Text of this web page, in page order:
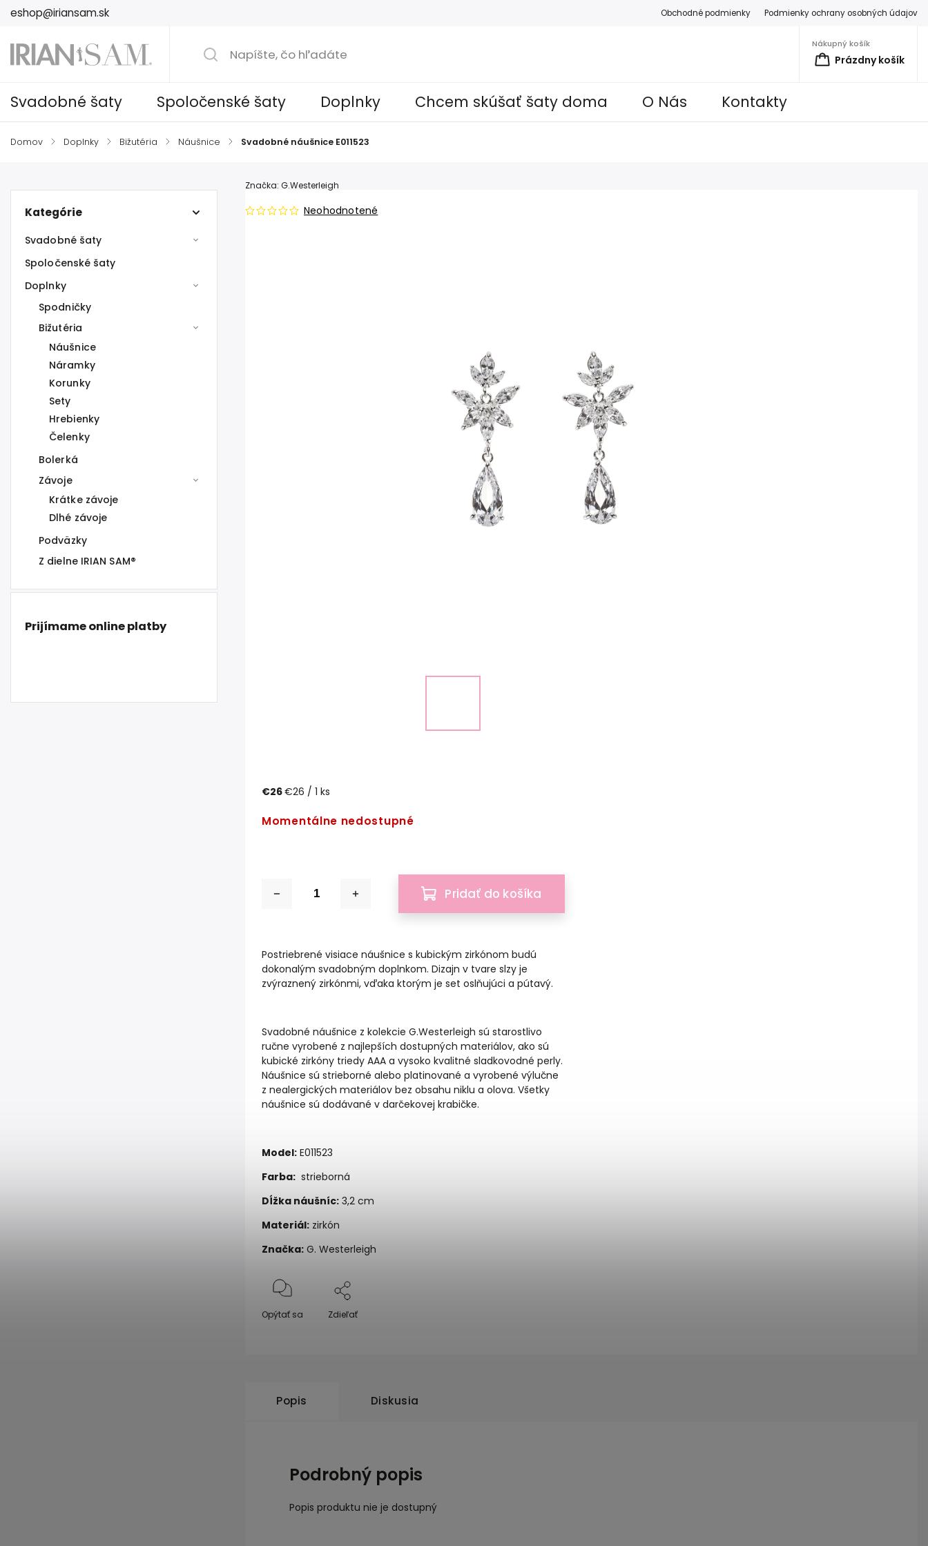
eshop@iriansam.sk Obchodné podmienky Podmienky ochrany osobných údajov
Nákupný košík
Prázdny košík
Svadobné šaty Spoločenské šaty Doplnky Chcem skúšať šaty doma O Nás Kontakty
Domov / Doplnky / Bižutéria / Náušnice / Svadobné náušnice E011523
Kategórie
Svadobné šaty
Spoločenské šaty
Doplnky
Spodničky
Bižutéria
Náušnice
Náramky
Korunky
Sety
Hrebienky
Čelenky
Bolerká
Závoje
Krátke závoje
Dlhé závoje
Podväzky
Z dielne IRIAN SAM®
Prijímame online platby
Neohodnotené
Značka: G.Westerleigh
€26€26 / 1 ks
Momentálne nedostupné
Pridať do košíka
Postriebrené visiace náušnice s kubickým zirkónom budú
dokonalým svadobným doplnkom. Dizajn v tvare slzy je
zvýraznený zirkónmi, vďaka ktorým je set oslňujúci a pútavý.
Svadobné náušnice z kolekcie G.Westerleigh sú starostlivo
ručne vyrobené z najlepších dostupných materiálov, ako sú
kubické zirkóny triedy AAA a vysoko kvalitné sladkovodné perly.
Náušnice sú strieborné alebo platinované a vyrobené výlučne
z nealergických materiálov bez obsahu niklu a olova. Všetky
náušnice sú dodávané v darčekovej krabičke.
Model: E011523
Farba: strieborná
Dĺžka náušníc: 3,2 cm
Materiál: zirkón
Značka: G. Westerleigh
Opýtať sa Zdieľať
Popis Diskusia
Podrobný popis
Popis produktu nie je dostupný